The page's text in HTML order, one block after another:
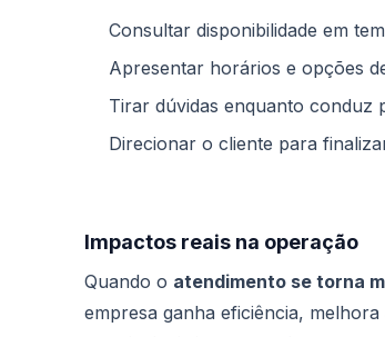
Consultar disponibilidade em
Apresentar horários e opções
Tirar dúvidas enquanto conduz
Direcionar o cliente para
Impactos reais na operação
Quando o atendimento se torna
empresa ganha eficiência,